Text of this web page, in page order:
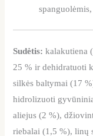
Sudėtis: kalakutiena
25 % ir dehidratuoti
silkės baltymai (17
hidrolizuoti
aliejus (2 %),
riebalai (1,5 %), linų